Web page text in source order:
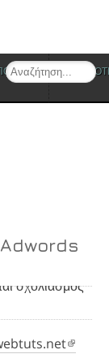
Search
σχολιασμόςστο Πώς